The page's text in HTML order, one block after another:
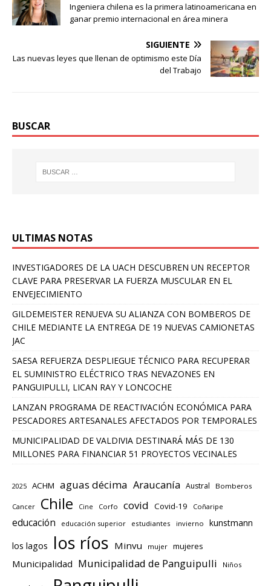
Ingeniera chilena es la primera latinoamericana en
ganar premio internacional en área minera
SIGUIENTE
Las nuevas leyes que llenan de optimismo este Día
del Trabajo
BUSCAR
ULTIMAS NOTAS
INVESTIGADORES DE LA UACH DESCUBREN UN RECEPTOR
CLAVE PARA PRESERVAR LA FUERZA MUSCULAR EN EL
ENVEJECIMIENTO
GILDEMEISTER RENUEVA SU ALIANZA CON BOMBEROS DE
CHILE MEDIANTE LA ENTREGA DE 19 NUEVAS CAMIONETAS
JAC
SAESA REFUERZA DESPLIEGUE TÉCNICO PARA RECUPERAR
EL SUMINISTRO ELÉCTRICO TRAS NEVAZONES EN
PANGUIPULLI, LICAN RAY Y LONCOCHE
LANZAN PROGRAMA DE REACTIVACIÓN ECONÓMICA PARA
PESCADORES ARTESANALES AFECTADOS POR TEMPORALES
MUNICIPALIDAD DE VALDIVIA DESTINARÁ MÁS DE 130
MILLONES PARA FINANCIAR 51 PROYECTOS VECINALES
2025 ACHM aguas décima Araucanía Austral Bomberos
Cancer Chile Cine Corfo covid Covid-19 Coñaripe
educación educación superior estudiantes invierno kunstmann
los lagos los ríos Minvu mujer mujeres
Municipalidad Municipalidad de Panguipulli Niños